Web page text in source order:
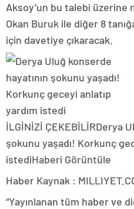
Aksoy’un bu talebi
Okan Buruk ile diğer 8
için davetiye çıkaracak.
İLGİNİZİ ÇEKEBİLİRDerya
şokunu yaşadı! Korkunç
istediHaberi Görüntüle
Haber Kaynak :
“Yayınlanan tüm haber ve